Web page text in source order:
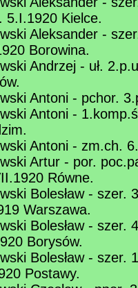
5.I.1920 Kielce.
Aleksander -
Borowina.
Andrzej - uł.
Antoni - pchor.
Antoni -
Antoni - zm.ch.
Artur - por.
Równe.
Bolesław - szer.
Warszawa.
Bolesław - szer.
Borysów.
Bolesław - szer.
Postawy.